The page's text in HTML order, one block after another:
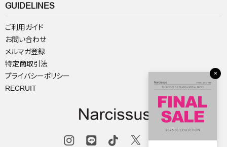
×
GUIDELINES
ご利用ガイド
お問い合わせ
メルマガ登録
特定商取引法
プライバシーポリシー
RECRUIT